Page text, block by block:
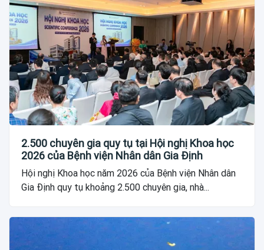
2.500 chuyên gia quy tụ tại Hội nghị Khoa học
2026 của Bệnh viện Nhân dân Gia Định
Hội nghị Khoa học năm 2026 của Bệnh viện Nhân dân
Gia Định quy tụ khoảng 2.500 chuyên gia, nhà...